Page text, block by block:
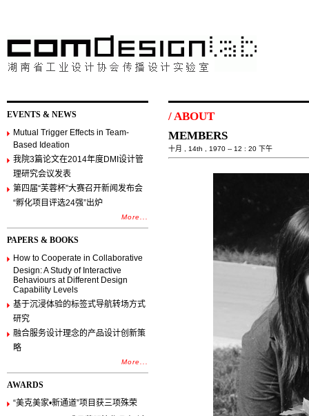
EVENTS & NEWS
Mutual Trigger Effects in Team-
Based Ideation
我院3篇论文在2014年度DMI设计管
理研究会议发表
第四届“芙蓉杯”大赛召开新闻发布会
“孵化项目评选24强”出炉
More...
PAPERS & BOOKS
How to Cooperate in Collaborative
Design: A Study of Interactive
Behaviours at Different Design
Capability Levels
基于沉浸体验的标签式导航转场方式
研究
融合服务设计理念的产品设计创新策
略
More...
AWARDS
“美克美家•新通道”项目获三项殊荣
/ABOUT
MEMBERS
十月 , 14th , 1970 -- 12 : 20 下午